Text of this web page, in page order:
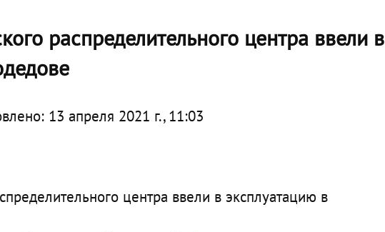
распределительного центра ввели в
13 апреля 2021 г., 11:03